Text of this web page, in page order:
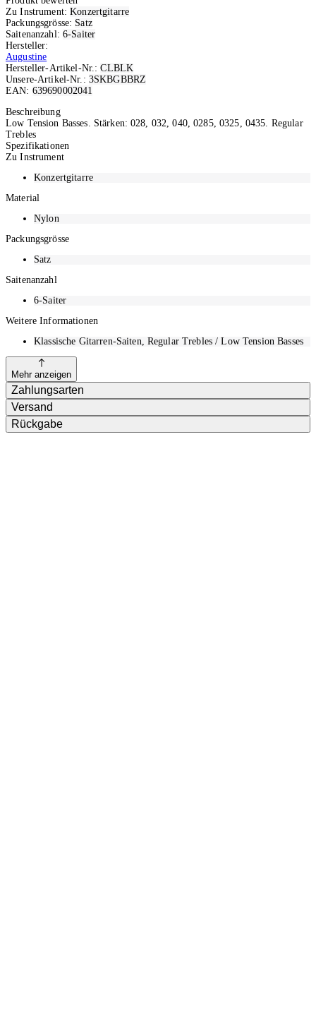
Zu Instrument:Konzertgitarre
Packungsgrösse: Satz
Saitenanzahl: 6-Saiter
Hersteller:
Augustine
Hersteller-Artikel-Nr.:CLBLK
Unsere-Artikel-Nr.: 3SKBGBBRZ
EAN: 639690002041
Beschreibung
Low Tension Basses. Stärken: 028, 032, 040, 0285, 0325, 0435. Regular
Trebles
Spezifikationen
Zu Instrument
Konzertgitarre
Material
Nylon
Packungsgrösse
Satz
Saitenanzahl
6-Saiter
Weitere Informationen
Klassische Gitarren-Saiten, Regular Trebles / Low Tension Basses
Mehr anzeigen
Zahlungsarten
Versand
Rückgabe